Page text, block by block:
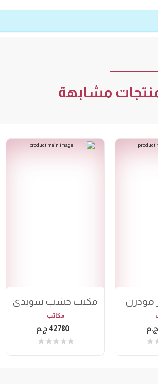
مشابهة
مودرن مكتب خشب سويدي
مكاتب
42780 ج.م